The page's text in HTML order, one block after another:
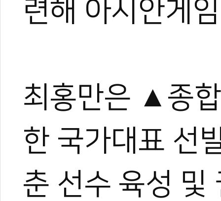
련해 아시안게
최홍만은 ▲종
한 국가대표 선
춘 선수 육성 및